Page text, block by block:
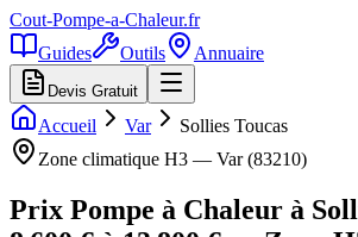
Cout-Pompe-a-Chaleur.fr
Guides
Outils Annuaire
Devis Gratuit
Accueil Var
Sollies Toucas
Zone climatique H3 — Var(83210)
Prix Pompe à Chaleur à